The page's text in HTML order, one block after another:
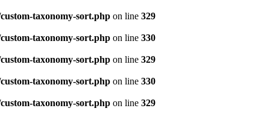
taxonomy-sort.php on line 329
taxonomy-sort.php on line 330
taxonomy-sort.php on line 329
taxonomy-sort.php on line 330
taxonomy-sort.php on line 329